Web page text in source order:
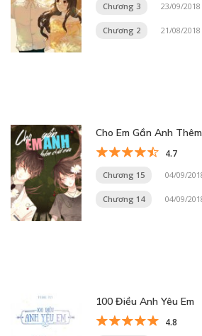
Chương 3 23/09/2018
Chương 2 21/08/2018
Cho Em Gần Anh
4.7
Chương 15 04/09/
Chương 14 04/09/
100 Điều Anh Yêu Em
4.8